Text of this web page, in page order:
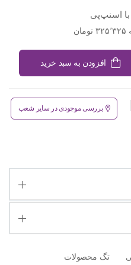
اسنپ‌پی
افزودن به سبد خرید
بررسی موجودی در سایر شعب
تگ محصولات